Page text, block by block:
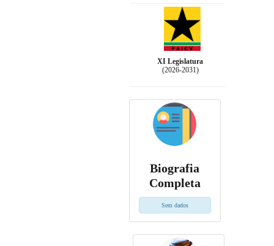
XI Legislatura
(2026-2031)
Biografia
Completa
Sem dados